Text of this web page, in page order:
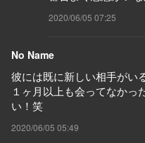
2020/06/05 07:25
No Name
彼には既に新しい相手がい
１ヶ月以上も会ってなかっ
い！笑
2020/06/05 05:49